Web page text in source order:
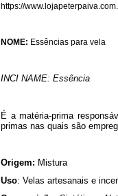
https://
NOME: Essências para vela
INCI NAME: Essência
É a matéria-prima
primas nas quais são
Origem: Mistura
Uso: Velas artesanais e